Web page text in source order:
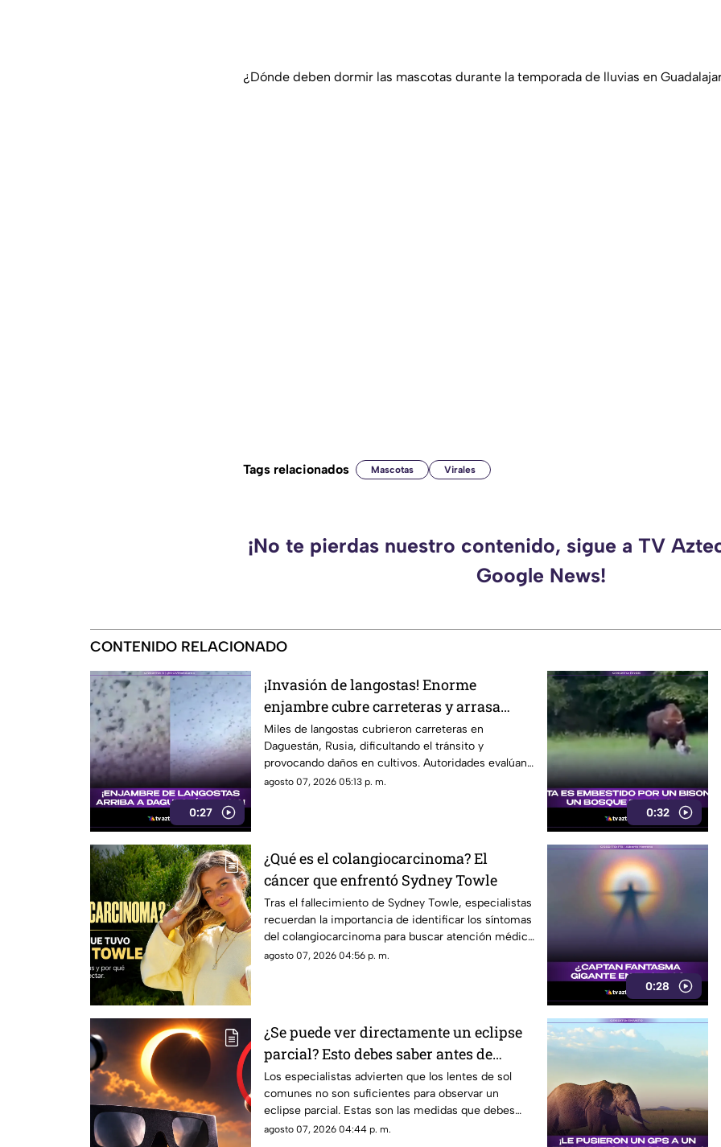
¿Dónde deben dormir las mascotas durante la temporada de lluvias en
Tags relacionados Mascotas Virales
¡No te pierdas nuestro contenido, sigue a TV
Google News!
CONTENIDO RELACIONADO
0:27
¡Invasión de langostas! Enorme
enjambre cubre carreteras y arrasa
cultivos en Rusia
Miles de langostas cubrieron carreteras en
Daguestán, Rusia, dificultando el tránsito y
provocando daños en cultivos. Autoridades evalúan
las pérdidas.
agosto 07, 2026 05:13 p. m.
0:32
¿Qué es el colangiocarcinoma? El
cáncer que enfrentó Sydney Towle
Tras el fallecimiento de Sydney Towle, especialistas
recuerdan la importancia de identificar los síntomas
del colangiocarcinoma para buscar atención médica
oportuna.
agosto 07, 2026 04:56 p. m.
0:28
¿Se puede ver directamente un eclipse
parcial? Esto debes saber antes de
observarlo
Los especialistas advierten que los lentes de sol
comunes no son suficientes para observar un
eclipse parcial. Estas son las medidas que debes
seguir.
agosto 07, 2026 04:44 p. m.